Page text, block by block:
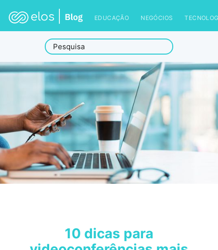
EDUCAÇÃO NEGÓCIOS
10 dicas para